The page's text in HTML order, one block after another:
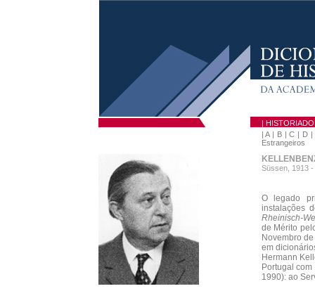
|
|A| B|C | D |
Estrangeiros
Süssen, 1913 -
O legado
instalações
Rheinisch-
de Mérito
Novembro
em
Hermann
Portugal
1990): ao